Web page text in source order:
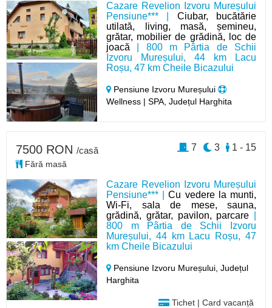
Cazare Revelion Izvoru Mureșului
Pensiune*** | Ciubar, bucătărie
utilată, living, masă, șemineu,
grătar, mobilier de grădină, loc de
joacă | 800 m Pârtia de Schii
Izvoru Mureșului, 44 km Lacu
Roșu, 47 km Cheile Bicazului
Pensiune Izvoru Mureșului
Wellness | SPA, Județul Harghita
Cazare Revelion Izvoru Mureșului
Pensiune*** |Cu vedere la munti,
Wi-Fi, sala de mese, sauna,
grădină, grătar, pavilon, parcare
800 m Pârtia de Schii Izvoru
Mureșului, 44 km Lacu Roșu, 47
km Cheile Bicazului
Pensiune Izvoru Mureșului,Județul
Harghita
Tichet | Card vacanță
7500 RON /casă
Fără masă
1 - 15
3
7